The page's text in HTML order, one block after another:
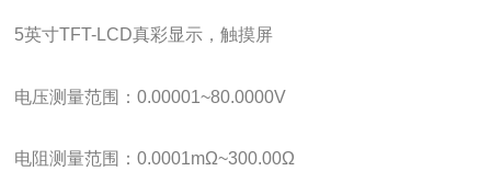
5英寸TFT-LCD真彩显示，触摸屏
电压测量范围：0.00001~80.0000V
电阻测量范围：0.0001mΩ~300.00Ω